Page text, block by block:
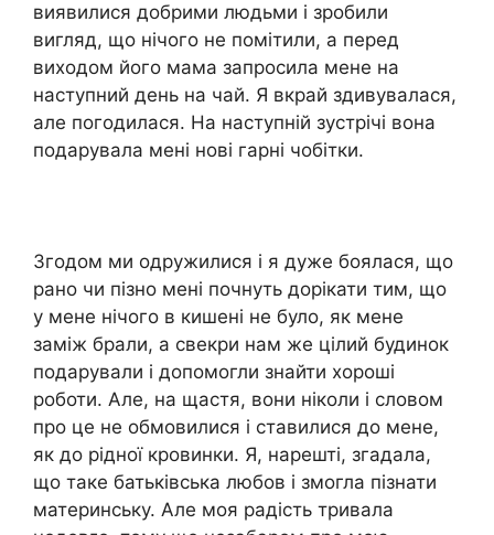
виявилися добрими людьми і зробили
вигляд, що нічого не помітили, а перед
виходом його мама запросила мене на
наступний день на чай. Я вкрай здивувалася,
але погодилася. На наступній зустрічі вона
подарувала мені нові гарні чобітки.
Згодом ми одружилися і я дуже боялася, що
рано чи пізно мені почнуть дорікати тим, що
у мене нічого в кишені не було, як мене
заміж брали, а свекри нам же цілий будинок
подарували і допомогли знайти хороші
роботи. Але, на щастя, вони ніколи і словом
про це не обмовилися і ставилися до мене,
як до рідної кровинки. Я, нарешті, згадала,
що таке батьківська любов і змогла пізнати
материнську. Але моя радість тривала